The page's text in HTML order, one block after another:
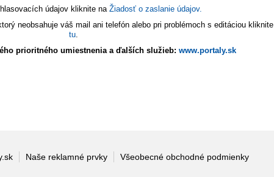
údajov kliknite na Žiadosť o zaslanie údajov.
neobsahuje váš mail ani telefón alebo pri problémoch s editáciou kliknite
tu.
prioritného umiestnenia a ďalších služieb: www.portaly.sk
Naše reklamné prvky Všeobecné obchodné podmienky